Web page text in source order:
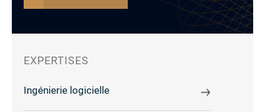
EXPERTISES
Ingénierie logicielle